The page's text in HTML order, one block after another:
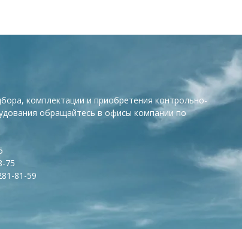
комплектации и приобретения контрольно-
обращайтесь в офисы компании по
75
81-59